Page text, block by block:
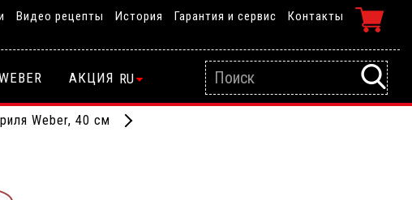
Видео рецепты История Гарантия и сервис Контакты
RU
АКЦИЯ
Weber, 40 см